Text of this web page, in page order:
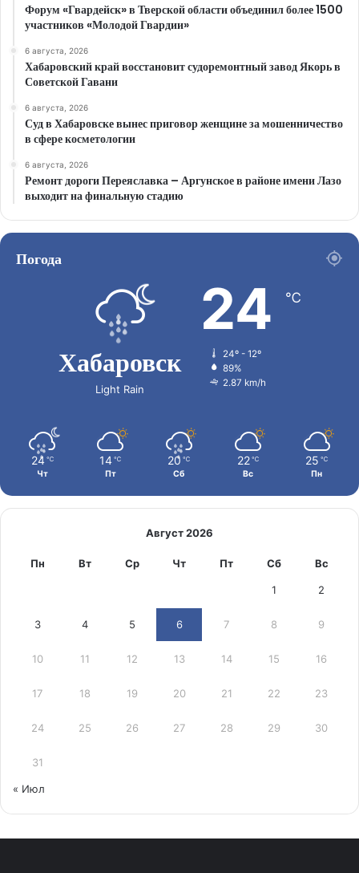
Форум «Гвардейск» в Тверской области объединил более 1500
участников «Молодой Гвардии»
6 августа, 2026
Хабаровский край восстановит судоремонтный завод Якорь в
Советской Гавани
6 августа, 2026
Суд в Хабаровске вынес приговор женщине за мошенничество
в сфере косметологии
6 августа, 2026
Ремонт дороги Переяславка – Аргунское в районе имени Лазо
выходит на финальную стадию
Погода
Хабаровск
Light Rain
24 ℃
24º - 12º
89%
2.87 km/h
24 ℃
Чт
14 ℃
Пт
20 ℃
Сб
22 ℃
Вс
25 ℃
Пн
Август 2026
Пн Вт Ср Чт Пт Сб Вс
1 2
3 4 5 6 7 8 9
10 11 12 13 14 15 16
17 18 19 20 21 22 23
24 25 26 27 28 29 30
31
« Июл